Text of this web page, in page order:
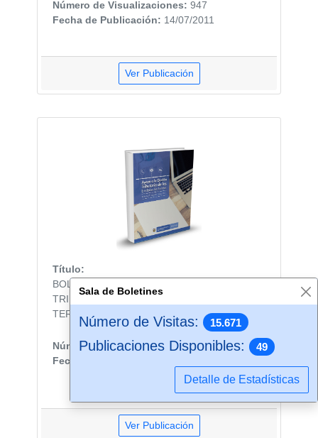
Sala de Boletines
Número de Visitas: 15.671
Publicaciones Disponibles: 49
Detalle de Estadísticas
Número de Visualizaciones: 947
Fecha de Publicación: 14/07/2011
Ver Publicación
Título:
BOLETÍN 27 APOYO A LA GESTIÓN
TRIBUTARIA DE LAS ENTIDADES
TERRITORIALES
Número de Visualizaciones:878
Fecha de Publicación:
Ver Publicación